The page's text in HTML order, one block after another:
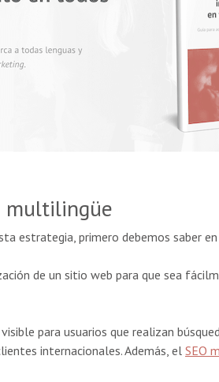
multilingüe
estrategia, primero debemos saber
de un sitio web para que sea
para usuarios que realizan
internacionales. Además, el SEO